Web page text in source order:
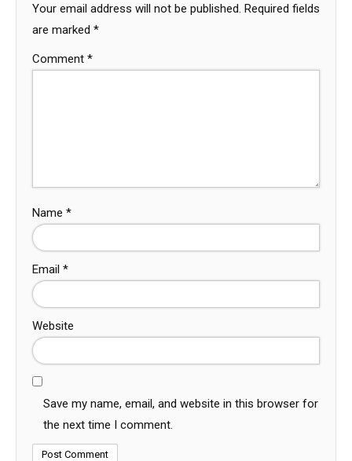
Your email address will not be published. Required fields
are marked *
Comment *
Name *
Email *
Website
Save my name, email, and website in this browser for
the next time I comment.